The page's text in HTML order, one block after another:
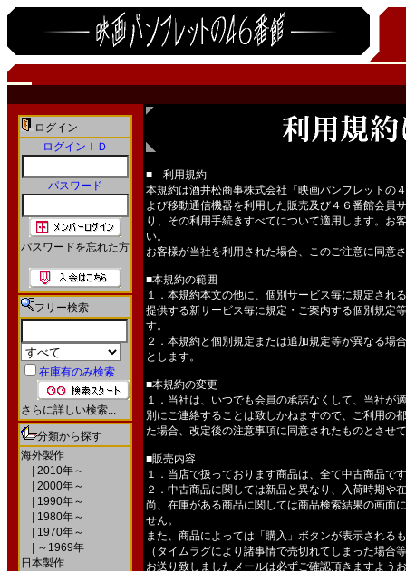
ログイン
ログインＩＤ
パスワード
パスワードを忘れた方
フリー検索
在庫有のみ検索
さらに詳しい検索...
分類から探す
海外製作
2010年～
2000年～
1990年～
1980年～
1970年～
～1969年
日本製作
■ 利用規約
本規約は酒井松商事株式会社『映画パンフレットの
よび移動通信機器を利用した販売及び４６番館会員
り、その利用手続きすべてについて適用します。お
い。
お客様が当社を利用された場合、このご注意に同意
■本規約の範囲
１．本規約本文の他に、個別サービス毎に規定され
提供する新サービス毎に規定・ご案内する個別規定
す。
２．本規約と個別規定または追加規定等が異なる場
とします。
■本規約の変更
１．当社は、いつでも会員の承諾なくして、当社が
別にご連絡することは致しかねますので、ご利用の
た場合、改定後の注意事項に同意されたものとさせ
■販売内容
１．当店で扱っております商品は、全て中古商品で
２．中古商品に関しては新品と異なり、入荷時期や
尚、在庫がある商品に関しては商品検索結果の画面
せん。
また、商品によっては「購入」ボタンが表示される
（タイムラグにより諸事情で売切れてしまった場
お送り致しましたメールは必ずご確認頂きますよう